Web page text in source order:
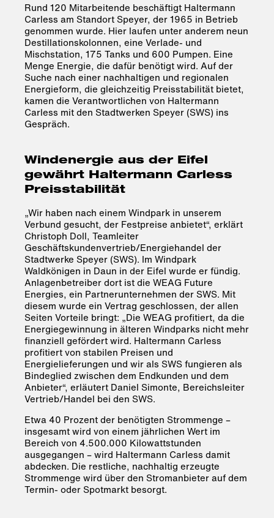
Rund 120 Mitarbeitende beschäftigt Haltermann
Carless am Standort Speyer, der 1965 in Betrieb
genommen wurde. Hier laufen unter anderem neun
Destillationskolonnen, eine Verlade- und
Mischstation, 175 Tanks und 600 Pumpen. Eine
Menge Energie, die dafür benötigt wird. Auf der
Suche nach einer nachhaltigen und regionalen
Energieform, die gleichzeitig Preisstabilität bietet,
kamen die Verantwortlichen von Haltermann
Carless mit den Stadtwerken Speyer (SWS) ins
Gespräch.
Windenergie aus der Eifel
gewährt Haltermann Carless
Preisstabilität
„Wir haben nach einem Windpark in unserem
Verbund gesucht, der Festpreise anbietet“, erklärt
Christoph Doll, Teamleiter
Geschäftskundenvertrieb/Energiehandel der
Stadtwerke Speyer (SWS). Im Windpark
Waldkönigen in Daun in der Eifel wurde er fündig.
Anlagenbetreiber dort ist die WEAG Future
Energies, ein Partnerunternehmen der SWS. Mit
diesem wurde ein Vertrag geschlossen, der allen
Seiten Vorteile bringt: „Die WEAG profitiert, da die
Energiegewinnung in älteren Windparks nicht mehr
finanziell gefördert wird. Haltermann Carless
profitiert von stabilen Preisen und
Energielieferungen und wir als SWS fungieren als
Bindeglied zwischen dem Endkunden und dem
Anbieter“, erläutert Daniel Simonte, Bereichsleiter
Vertrieb/Handel bei den SWS.
Etwa 40 Prozent der benötigten Strommenge –
insgesamt wird von einem jährlichen Wert im
Bereich von 4.500.000 Kilowattstunden
ausgegangen – wird Haltermann Carless damit
abdecken. Die restliche, nachhaltig erzeugte
Strommenge wird über den Stromanbieter auf dem
Termin- oder Spotmarkt besorgt.